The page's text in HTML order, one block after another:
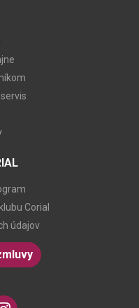
Corial
údajov